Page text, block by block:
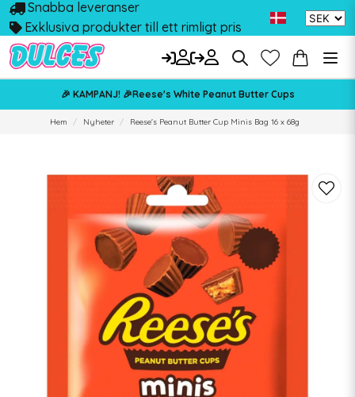
Snabba leveranser
Exklusiva produkter till ett rimligt pris
🎉 KAMPANJ! 🎉Reese's White Peanut Butter Cups
Hem Nyheter Reese's Peanut Butter Cup Minis Bag 16 x 68g